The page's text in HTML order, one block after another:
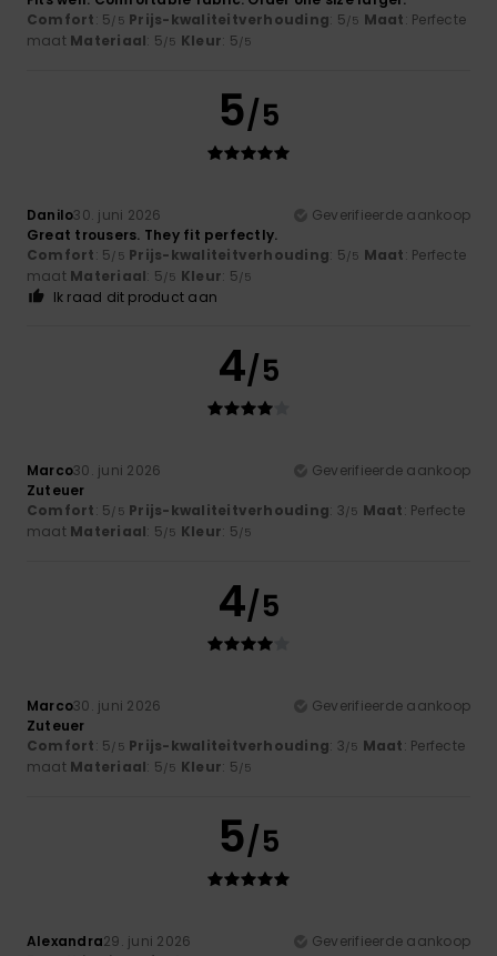
Comfort: 5/5 Prijs-kwaliteitverhouding: 5/5 Maat: Perfecte
maat Materiaal: 5/5 Kleur: 5/5
5/5
Danilo30. juni 2026
Geverifieerde aankoop
Great trousers. They fit perfectly.
Comfort: 5/5 Prijs-kwaliteitverhouding: 5/5 Maat: Perfecte
maat Materiaal: 5/5 Kleur: 5/5
Ik raad dit product aan
4/5
Marco30. juni 2026
Geverifieerde aankoop
Zuteuer
Comfort: 5/5 Prijs-kwaliteitverhouding: 3/5 Maat: Perfecte
maat Materiaal: 5/5 Kleur: 5/5
4/5
Marco30. juni 2026
Geverifieerde aankoop
Zuteuer
Comfort: 5/5 Prijs-kwaliteitverhouding: 3/5 Maat: Perfecte
maat Materiaal: 5/5 Kleur: 5/5
5/5
Alexandra29. juni 2026
Geverifieerde aankoop